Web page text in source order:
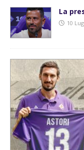
La
10